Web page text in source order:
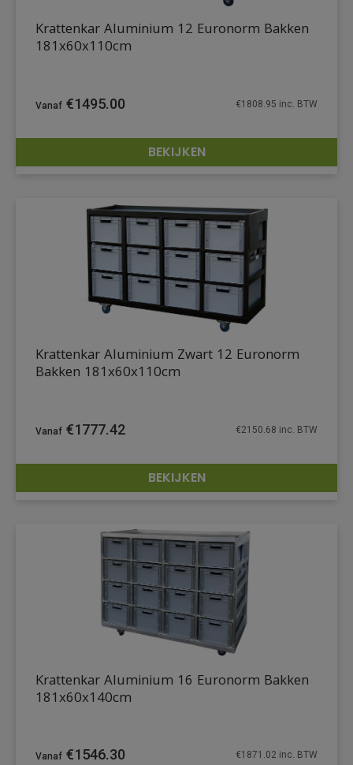
DETAILS
Krattenkar Aluminium 12 Euronorm Bakken
181x60x110cm
€1495.00 €1808.95 inc. BTW
BEKIJKEN
DETAILS
Krattenkar Aluminium Zwart 12 Euronorm
Bakken 181x60x110cm
€1777.42 €2150.68 inc. BTW
BEKIJKEN
Krattenkar Aluminium 16 Euronorm Bakken
181x60x140cm
€1546.30 €1871.02 inc. BTW